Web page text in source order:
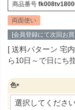
商品番号
両面使い
[会員登録にて次回お
送料パターン 宅
ら10日～で日にち
色
(
必